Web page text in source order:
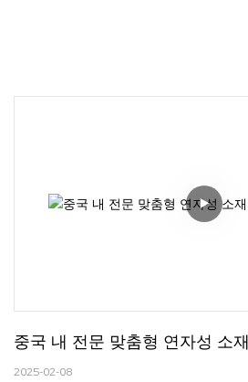
중국 내 전문 맞춤형 연자성 소
2025-02-08